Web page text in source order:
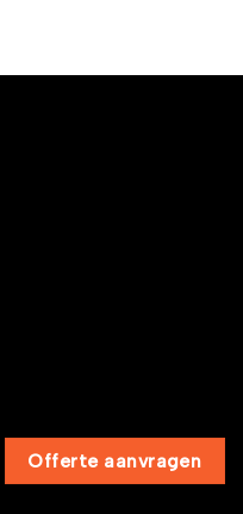
Offerte aanvragen